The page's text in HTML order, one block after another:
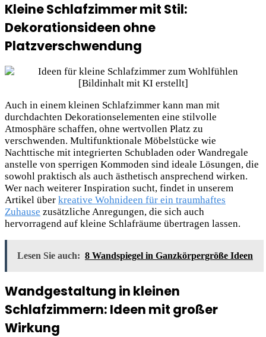
Kleine Schlafzimmer mit Stil:
Dekorationsideen ohne
Platzverschwendung
Auch in einem kleinen Schlafzimmer kann man mit
durchdachten Dekorationselementen eine stilvolle
Atmosphäre schaffen, ohne wertvollen Platz zu
verschwenden. Multifunktionale Möbelstücke wie
Nachttische mit integrierten Schubladen oder Wandregale
anstelle von sperrigen Kommoden sind ideale Lösungen, die
sowohl praktisch als auch ästhetisch ansprechend wirken.
Wer nach weiterer Inspiration sucht, findet in unserem
Artikel über kreative Wohnideen für ein traumhaftes
Zuhause zusätzliche Anregungen, die sich auch
hervorragend auf kleine Schlafräume übertragen lassen.
Lesen Sie auch: 8 Wandspiegel in Ganzkörpergröße Ideen
Wandgestaltung in kleinen
Schlafzimmern: Ideen mit großer
Wirkung